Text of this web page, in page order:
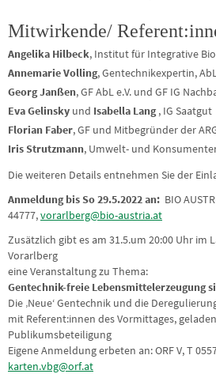
Mitwirkende/
Angelika Hilbeck, Institut für Integrative
Annemarie Volling, Gentechnikexpertin,
Georg Janßen, GF AbL e.V. und GF IG
Eva Gelinsky und Isabella Lang, IG Saatgut
Florian Faber, GF und Mitbegründer der
Iris Strutzmann, Umwelt- und
Die weiteren Details entnehmen Sie der
Anmeldung bis So 29.5.2022 an: BIO
44777,vorarlberg@bio-austria.at
Zusätzlich gibt es am 31.5.um 20:00 Uhr im
Vorarlberg
eine Veranstaltung zu Thema:
Gentechnik-freie Lebensmittelerzeugung
Die ‚Neue‘ Gentechnik und die
mit Referent:innen des Vormittages,
Publikumsbeteiligung
Eigene Anmeldung erbeten an: ORF V, T
karten.vbg@orf.at